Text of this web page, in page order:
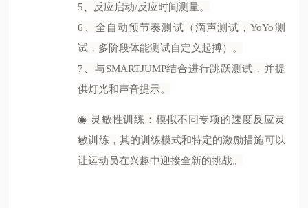
5、反应启动/反应时间测量。
6、全自动预节奏测试（滴声测试，YoYo测
试，多阶段体能测试自定义起搏）。
7、与SMARTJUMP结合进行跳跃测试，并提
供灯光和声音提示。
◉ 灵敏性训练：模拟不同专项的速度反应灵
敏训练，其的训练模式和特定的激励措施可以
让运动员在兴趣中迎接全新的挑战。